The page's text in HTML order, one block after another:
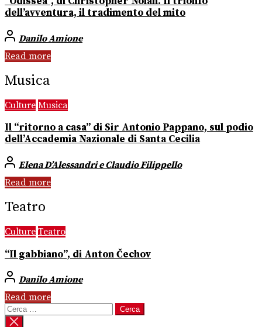
dell’avventura, il tradimento del mito
Danilo Amione
Read more
Musica
Culture Musica
Il “ritorno a casa” di Sir Antonio Pappano, sul podio
dell’Accademia Nazionale di Santa Cecilia
Elena D’Alessandri e Claudio Filippello
Read more
Teatro
Culture Teatro
“Il gabbiano”, di Anton Čechov
Danilo Amione
Read more
Ricerca
per: